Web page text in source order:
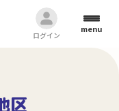
ログイン
menu
区